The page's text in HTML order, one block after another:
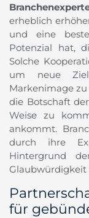
erheblich
und eine
Potenzial hat,
Solche
um neue
Markenimage
die Botschaft
Weise zu
ankommt.
durch ihre
Hintergrund
Glaubwürdigkeit
für